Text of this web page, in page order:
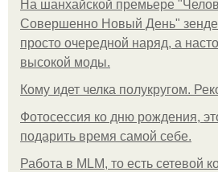
На шанхайской премьере
Совершенно Новый День"
просто очередной наряд, а
высокой моды.
Кому идет челка полукругом.
Фотосессия ко дню рождения,
подарить время самой себе.
Работа в MLM, то есть сетевой